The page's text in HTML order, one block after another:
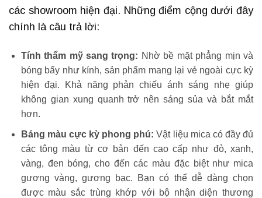
các showroom hiện đại. Những điểm cộng dưới đây
chính là câu trả lời:
Tính thẩm mỹ sang trọng: Nhờ bề mặt phẳng mịn và
bóng bẩy như kính, sản phẩm mang lại vẻ ngoài cực kỳ
hiện đại. Khả năng phản chiếu ánh sáng nhẹ giúp
không gian xung quanh trở nên sáng sủa và bắt mắt
hơn.
Bảng màu cực kỳ phong phú: Vật liệu mica có đầy đủ
các tông màu từ cơ bản đến cao cấp như đỏ, xanh,
vàng, đen bóng, cho đến các màu đặc biệt như mica
gương vàng, gương bạc. Bạn có thể dễ dàng chọn
được màu sắc trùng khớp với bộ nhận diện thương